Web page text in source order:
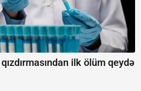
ilk ölüm qeydə